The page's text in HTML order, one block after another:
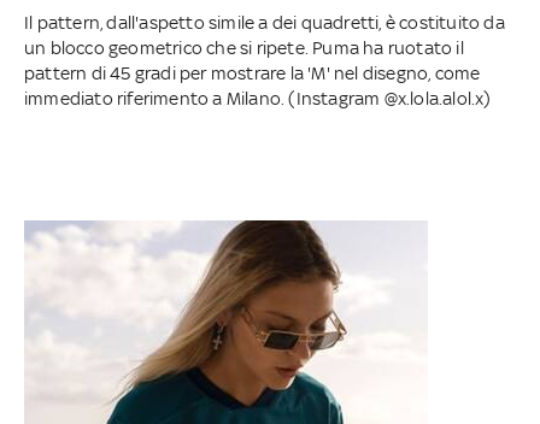
Il pattern, dall'aspetto simile a dei quadretti, è costituito da
un blocco geometrico che si ripete. Puma ha ruotato il
pattern di 45 gradi per mostrare la 'M' nel disegno, come
immediato riferimento a Milano. (Instagram @x.lola.alol.x)